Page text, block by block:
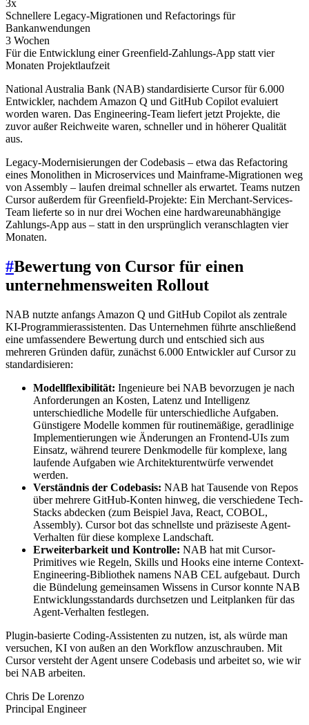
3x
Schnellere Legacy-Migrationen und Refactorings für
Bankanwendungen
3 Wochen
Für die Entwicklung einer Greenfield-Zahlungs-App statt vier
Monaten Projektlaufzeit
National Australia Bank (NAB) standardisierte Cursor für 6.000
Entwickler, nachdem Amazon Q und GitHub Copilot evaluiert
worden waren. Das Engineering-Team liefert jetzt Projekte, die
zuvor außer Reichweite waren, schneller und in höherer Qualität
aus.
Legacy-Modernisierungen der Codebasis – etwa das Refactoring
eines Monolithen in Microservices und Mainframe-Migrationen weg
von Assembly – laufen dreimal schneller als erwartet. Teams nutzen
Cursor außerdem für Greenfield-Projekte: Ein Merchant-Services-
Team lieferte so in nur drei Wochen eine hardwareunabhängige
Zahlungs-App aus – statt in den ursprünglich veranschlagten vier
Monaten.
#Bewertung von Cursor für einen
unternehmensweiten Rollout
NAB nutzte anfangs Amazon Q und GitHub Copilot als zentrale
KI-Programmierassistenten. Das Unternehmen führte anschließend
eine umfassendere Bewertung durch und entschied sich aus
mehreren Gründen dafür, zunächst 6.000 Entwickler auf Cursor zu
standardisieren:
Modellflexibilität: Ingenieure bei NAB bevorzugen je nach
Anforderungen an Kosten, Latenz und Intelligenz
unterschiedliche Modelle für unterschiedliche Aufgaben.
Günstigere Modelle kommen für routinemäßige, geradlinige
Implementierungen wie Änderungen an Frontend-UIs zum
Einsatz, während teurere Denkmodelle für komplexe, lang
laufende Aufgaben wie Architekturentwürfe verwendet
werden.
Verständnis der Codebasis: NAB hat Tausende von Repos
über mehrere GitHub-Konten hinweg, die verschiedene Tech-
Stacks abdecken (zum Beispiel Java, React, COBOL,
Assembly). Cursor bot das schnellste und präziseste Agent-
Verhalten für diese komplexe Landschaft.
Erweiterbarkeit und Kontrolle: NAB hat mit Cursor-
Primitives wie Regeln, Skills und Hooks eine interne Context-
Engineering-Bibliothek namens NAB CEL aufgebaut. Durch
die Bündelung gemeinsamen Wissens in Cursor konnte NAB
Entwicklungsstandards durchsetzen und Leitplanken für das
Agent-Verhalten festlegen.
Plugin-basierte Coding-Assistenten zu nutzen, ist, als würde man
versuchen, KI von außen an den Workflow anzuschrauben. Mit
Cursor versteht der Agent unsere Codebasis und arbeitet so, wie wir
bei NAB arbeiten.
Chris De Lorenzo
Principal Engineer